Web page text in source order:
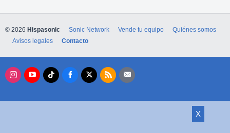
X
© 2026 Hispasonic Sonic Network Vende tu equipo
Quiénes somos
Avisos legales
Contacto